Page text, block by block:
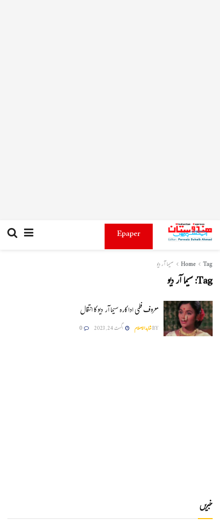
Epaper
Home Tag سیما آر دیو
Tag:سیما آر دیو
معروف فلمی اداکارہ سیما آر دیو کا انتقال
BYشاہدالاسلام اگست 24, 2023 0
خبریں